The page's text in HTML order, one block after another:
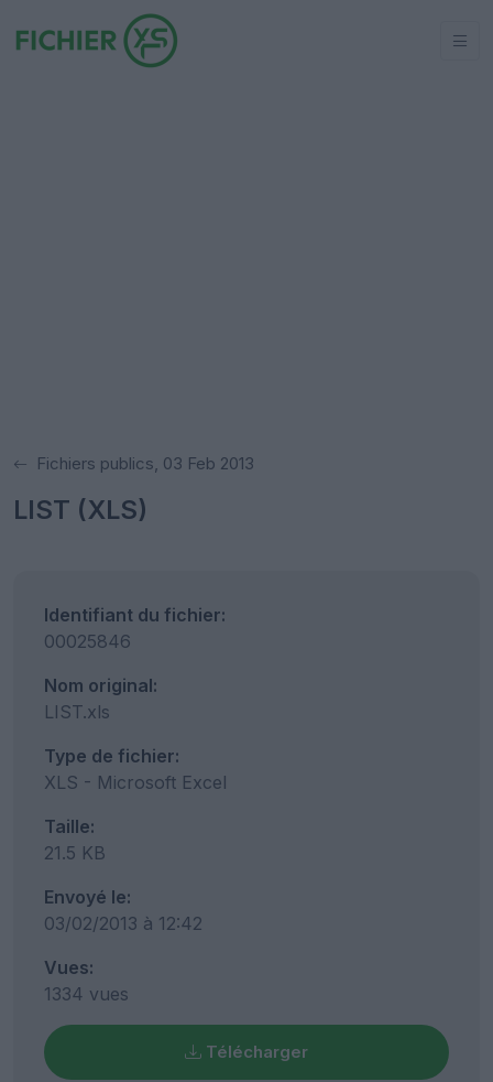
Fichiers publics, 03 Feb 2013
LIST (XLS)
Identifiant du fichier:
00025846
Nom original:
LIST.xls
Type de fichier:
XLS - Microsoft Excel
Taille:
21.5 KB
Envoyé le:
03/02/2013 à 12:42
Vues:
1334 vues
Télécharger